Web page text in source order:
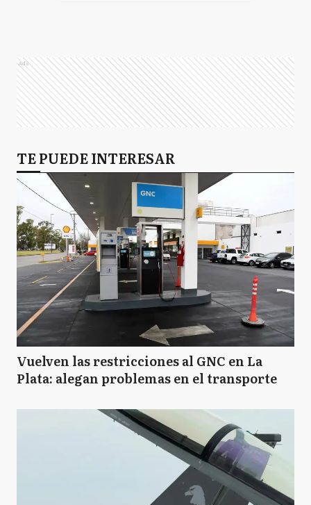
Ads
TE PUEDE INTERESAR
Vuelven las restricciones al GNC en La
Plata: alegan problemas en el transporte